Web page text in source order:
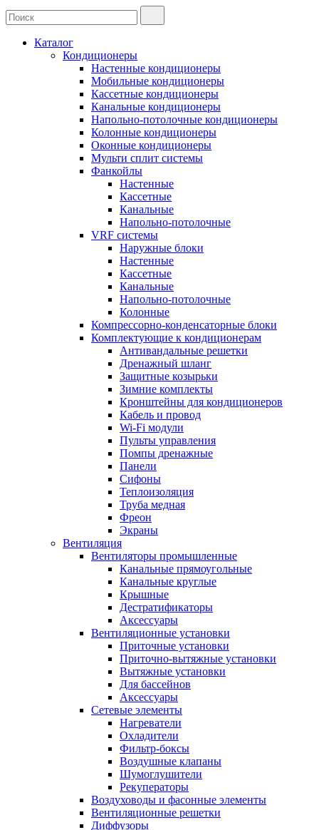
Каталог
Кондиционеры
Настенные кондиционеры
Мобильные кондиционеры
Кассетные кондиционеры
Канальные кондиционеры
Напольно-потолочные кондиционеры
Колонные кондиционеры
Оконные кондиционеры
Мульти сплит системы
Фанкойлы
Настенные
Кассетные
Канальные
Напольно-потолочные
VRF системы
Наружные блоки
Настенные
Кассетные
Канальные
Напольно-потолочные
Колонные
Компрессорно-конденсаторные блоки
Комплектующие к кондиционерам
Антивандальные решетки
Дренажный шланг
Защитные козырьки
Зимние комплекты
Кронштейны для кондиционеров
Кабель и провод
Wi-Fi модули
Пульты управления
Помпы дренажные
Панели
Сифоны
Теплоизоляция
Труба медная
Фреон
Экраны
Вентиляция
Вентиляторы промышленные
Канальные прямоугольные
Канальные круглые
Крышные
Дестратификаторы
Аксессуары
Вентиляционные установки
Приточные установки
Приточно-вытяжные установки
Вытяжные установки
Для бассейнов
Аксессуары
Сетевые элементы
Нагреватели
Охладители
Фильтр-боксы
Воздушные клапаны
Шумоглушители
Рекуператоры
Воздуховоды и фасонные элементы
Вентиляционные решетки
Диффузоры